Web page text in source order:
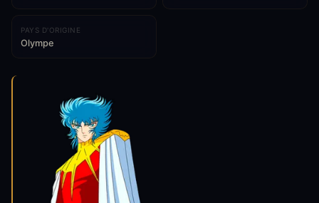
PAYS D'ORIGINE
Olympe